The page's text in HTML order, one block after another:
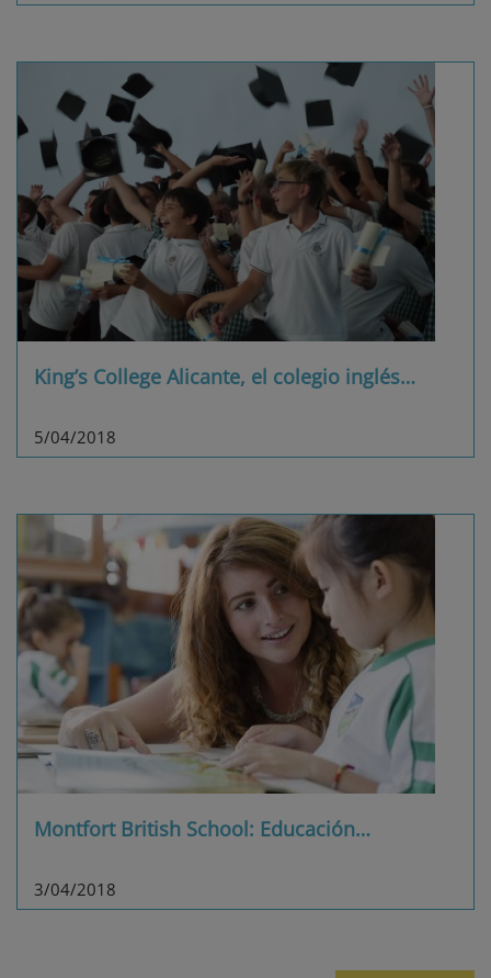
King’s College Alicante, el colegio inglés…
5/04/2018
Montfort British School: Educación…
3/04/2018